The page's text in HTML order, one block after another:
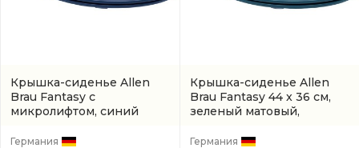
Крышка-сиденье Allen
Brau Fantasy с
микролифтом, синий
Германия
Крышка-сиденье Allen
Brau Fantasy 44 x 36 см,
зеленый матовый,
4.11005.PT)
Германия